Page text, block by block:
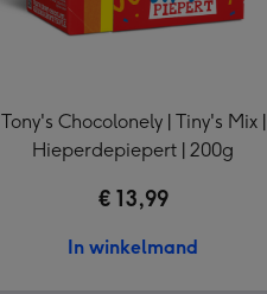
Tony's Chocolonely | Tiny's Mix |
Hieperdepiepert | 200g
€ 13,99
In winkelmand